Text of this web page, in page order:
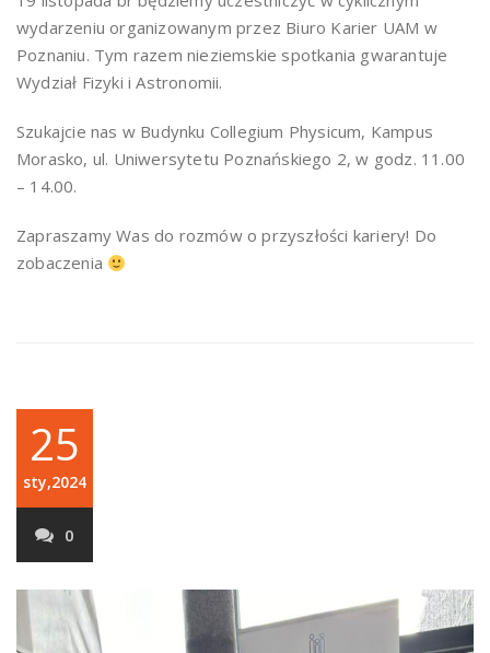
wydarzeniu organizowanym przez Biuro Karier UAM w
Poznaniu. Tym razem nieziemskie spotkania gwarantuje
Wydział Fizyki i Astronomii.
Szukajcie nas w Budynku Collegium Physicum, Kampus
Morasko, ul. Uniwersytetu Poznańskiego 2, w godz. 11.00
– 14.00.
Zapraszamy Was do rozmów o przyszłości kariery! Do
zobaczenia
25
sty,2024
0